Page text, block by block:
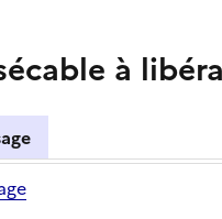
à